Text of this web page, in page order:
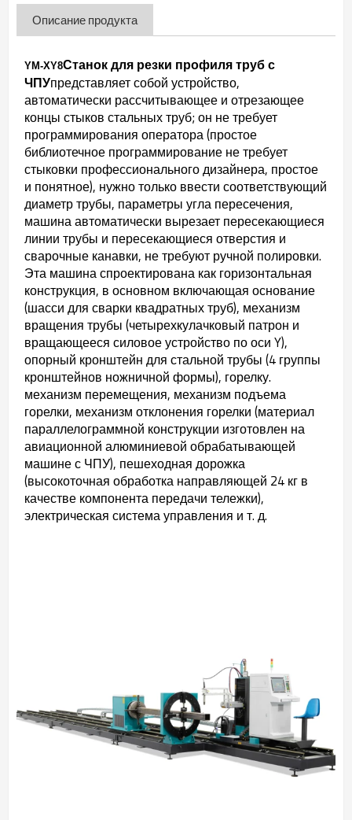
Описание продукта
YM-XY8Станок для резки профиля труб с
ЧПУпредставляет собой устройство,
автоматически рассчитывающее и отрезающее
концы стыков стальных труб; он не требует
программирования оператора (простое
библиотечное программирование не требует
стыковки профессионального дизайнера, простое
и понятное), нужно только ввести соответствующий
диаметр трубы, параметры угла пересечения,
машина автоматически вырезает пересекающиеся
линии трубы и пересекающиеся отверстия и
сварочные канавки, не требуют ручной полировки.
Эта машина спроектирована как горизонтальная
конструкция, в основном включающая основание
(шасси для сварки квадратных труб), механизм
вращения трубы (четырехкулачковый патрон и
вращающееся силовое устройство по оси Y),
опорный кронштейн для стальной трубы (4 группы
кронштейнов ножничной формы), горелку.
механизм перемещения, механизм подъема
горелки, механизм отклонения горелки (материал
параллелограммной конструкции изготовлен на
авиационной алюминиевой обрабатывающей
машине с ЧПУ), пешеходная дорожка
(высокоточная обработка направляющей 24 кг в
качестве компонента передачи тележки),
электрическая система управления и т. д.